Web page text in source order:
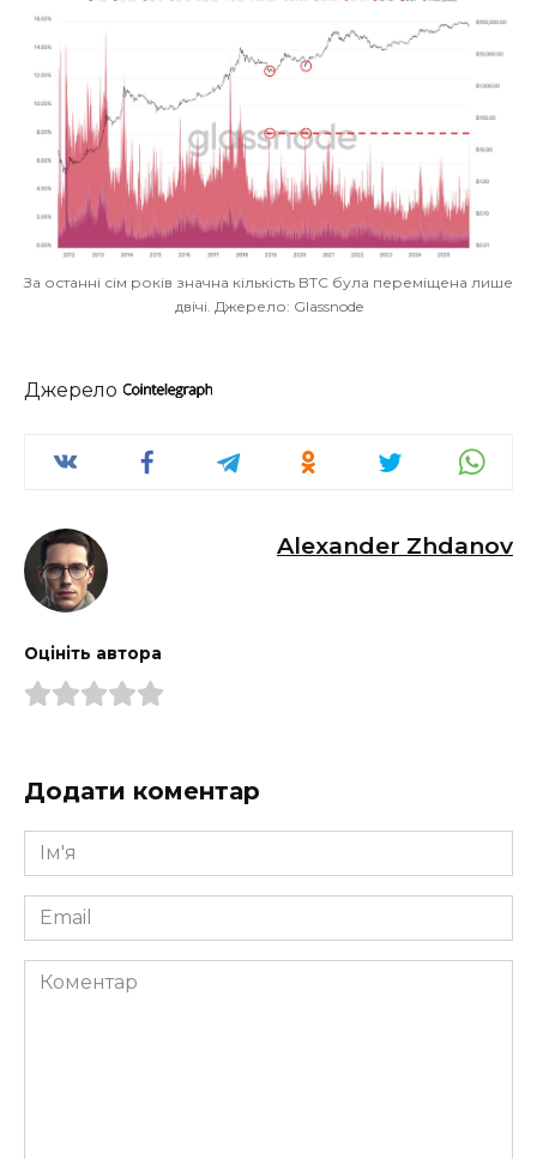
За останні сім років значна кількість BTC була переміщена лише
двічі. Джерело: Glassnode
Джерело
Alexander Zhdanov
Оцініть автора
Додати коментар
Ім'я
*
Email
*
Коментар